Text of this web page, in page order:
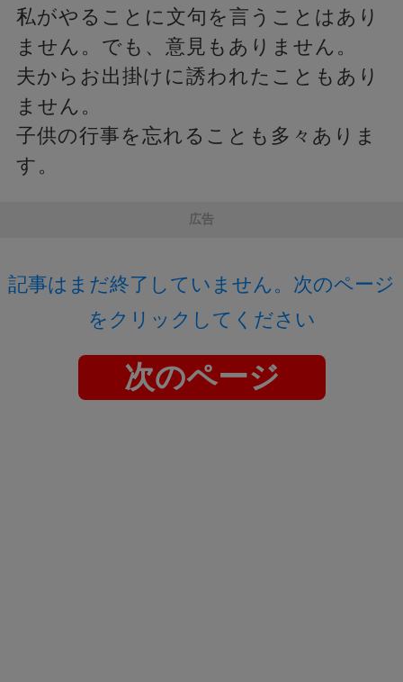
私がやることに文句を言うことはあり
ません。でも、意見もありません。
夫からお出掛けに誘われたこともあり
ません。
子供の行事を忘れることも多々ありま
す。
広告
記事はまだ終了していません。次のページ
をクリックしてください
次のページ